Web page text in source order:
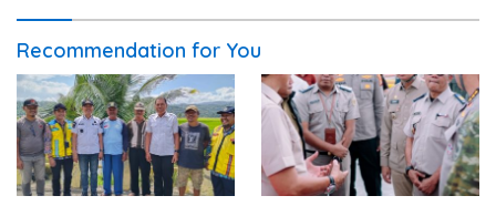
Recommendation for You